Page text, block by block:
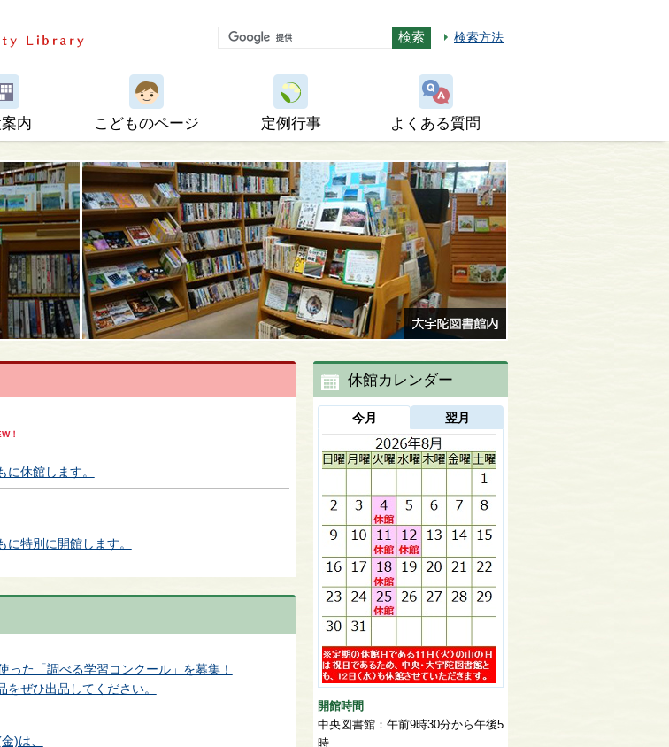
検索方法
内 こどものページ 定例行事 よくある質問
！
休館します。
特別に開館します。
った「調べる学習コンクール」を募集！
ぜひ出品してください。
)は、
休館カレンダー
今月 翌月
開館時間
中央図書館：午前9時30分から午後5
時